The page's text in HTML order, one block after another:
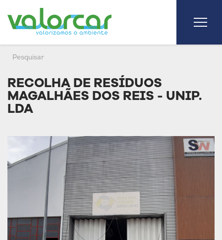
RECOLHA DE RESÍDUOS
MAGALHÃES DOS REIS - UNIP.
LDA